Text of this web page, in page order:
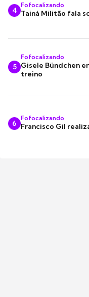
4
Fofocalizando
Tainá Militão fala
5
Fofocalizando
Gisele Bündchen
treino
6
Fofocalizando
Francisco Gil